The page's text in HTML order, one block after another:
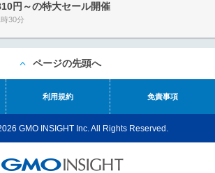
円～の特大セール開催
30分
ページの先頭へ
利用規約 免責事項
GMO INSIGHT Inc. All Rights Reserved.